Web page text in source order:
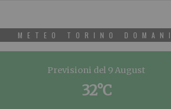
METEO TORINO DOMANI
Previsioni del 9 August
32°C